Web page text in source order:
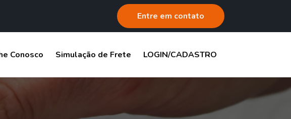
Entre em contato
Conosco Simulação de Frete LOGIN/CADASTRO